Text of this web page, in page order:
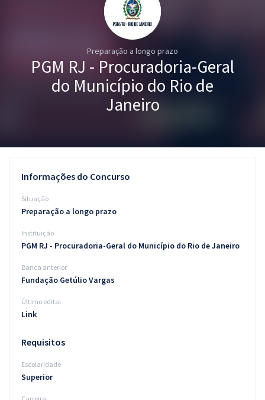
Blog
Aprovados
Atendimento
Preparação a longo prazo
PGM RJ - Procuradoria-Geral
do Município do Rio de
Janeiro
Informações do Concurso
Situação
Preparação a longo prazo
Instituição
PGM RJ - Procuradoria-Geral do Município do Rio de Janeiro
Banca anterior
Fundação Getúlio Vargas
Último edital
Link
Requisitos
Escolaridade
Superior